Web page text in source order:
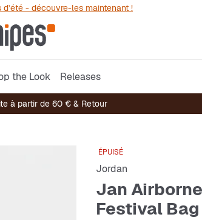
d’été - découvre-les maintenant !
the Look Releases
à partir de 60 € & Retour
ÉPUISÉ
Jordan
Jan Airborne
Festival Bag